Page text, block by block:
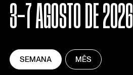
3-7 AGOSTO DE 2026
SEMANA MÊS